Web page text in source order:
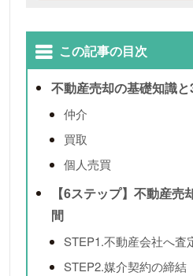
この記事の目次
不動産売却の基礎知識
仲介
買取
個人売買
【6ステップ】不動産
間
STEP1.不動産会社へ査
STEP2.媒介契約の締結